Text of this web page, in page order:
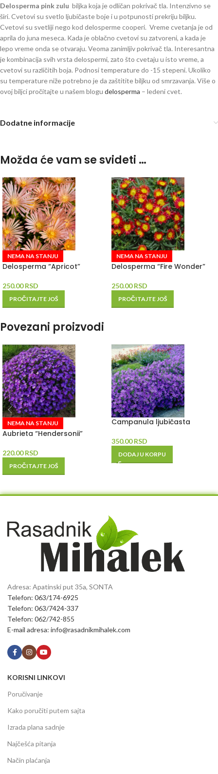
Delosperma pink zulu biljka koja je odličan pokrivač tla. Intenzivno se
širi. Cvetovi su svetlo ljubičaste boje i u potpunosti prekriju biljku.
Cvetovi su svetliji nego kod delosperme cooperi. Vreme cvetanja je od
aprila do juna meseca. Kada je oblačno cvetovi su zatvoreni, a kada je
lepo vreme onda se otvaraju. Veoma zanimljiv pokrivač tla. Interesantna
je kombinacija svih vrsta delospermi, zato što cvetaju u isto vreme, a
cvetovi su različitih boja. Podnosi temperature do -15 stepeni. Ukoliko
su temperature niže potrebno je da zaštitite biljku od smrzavanja. Više o
ovoj biljci pročitajte u našem blogu delosperma – ledeni cvet.
Dodatne informacije
Možda će vam se svideti …
NEMA NA STANJU
Delosperma “Apricot”
250.00RSD
PROČITAJTE JOŠ
NEMA NA STANJU
Delosperma “Fire Wonder”
250.00RSD
PROČITAJTE JOŠ
Povezani proizvodi
NEMA NA STANJU
Aubrieta “Hendersonii”
220.00RSD
PROČITAJTE JOŠ
Campanula ljubičasta
350.00RSD
DODAJ U KORPU
Adresa: Apatinski put 35a, SONTA
Telefon: 063/174-6925
Telefon: 063/7424-337
Telefon: 062/742-855
E-mail adresa: info@rasadnikmihalek.com
KORISNI LINKOVI
Poručivanje
Kako poručiti putem sajta
Izrada plana sadnje
Najčešća pitanja
Način plaćanja